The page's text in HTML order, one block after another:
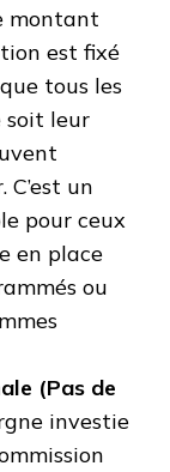
montant
est fixé
tous les
soit leur
un
pour ceux
en place
ou
(Pas de
investie